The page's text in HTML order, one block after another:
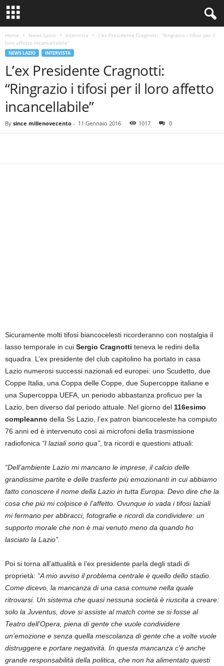
Home News Lazio Intervista
L’ex Presidente Cragnotti: “Ringrazio i tifosi per il
loro affetto incancellabile”
NEWS LAZIO INTERVISTA
L’ex Presidente Cragnotti:
“Ringrazio i tifosi per il loro affetto
incancellabile”
By since millenovecento - 11 Gennaio 2016 1017 0
Sicuramente molti tifosi biancocelesti ricorderanno con nostalgia il
lasso temporale in cui Sergio Cragnotti teneva le redini della
squadra. L’ex presidente del club capitolino ha portato in casa
Lazio numerosi successi nazionali ed europei: uno Scudetto, due
Coppe Italia, una Coppa delle Coppe, due Supercoppe italiane e
una Supercoppa UEFA, un periodo abbastanza proficuo per la
Lazio, ben diverso dal periodo attuale. Nel giorno del 116esimo
compleanno della Ss Lazio, l’ex patron biancoceleste ha compiuto
76 anni ed è intervenuto così ai microfoni della trasmissione
radiofonica “I laziali sono qua” , tra ricordi e questioni attuali:
“Dell’ambiente Lazio mi mancano le imprese, il calcio delle
grandissime partite e delle trasferte più emozionanti in cui abbiamo
fatto conoscere il nome della Lazio in tutta Europa. Devo dire che la
cosa che più mi colpisce è l’affetto. Ovunque io vada i tifosi laziali
mi fermano per abbracci, fotografie e ricordi da condividere: un
supporto morale che non è mai venuto meno da quando ho
lasciato la Lazio”.
Poi si torna all’attualità e l’ex presidente parla degli stadi di
proprietà: “A mio avviso il problema centrale è quello dello stadio.
Come dicevo, la mancanza di una casa comune nella quale
ritrovarsi. Un sistema che quasi nessuna società è riuscita a creare:
solo la Juventus, dove si assiste al match come se si fosse al
Teatro dell’Opera, piena di gente che vuole condividere
un’emozione e senza quella mescolanza di gente che a volte vuole
distruggere e portare negatività. In questa mancanza c’è anche
grande responsabilità della politica, che non ha alimentato questi